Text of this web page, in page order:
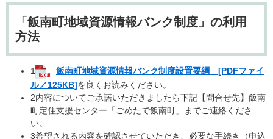
「飯南町地域資源情報バンク制度」の利用
方法
1
飯南町地域資源情報バンク制度設置要綱 [PDFファイ
ル／125KB]を良くお読みください。
2内容についてご承諾いただきましたら下記【問合せ先】飯南
町定住支援センター「ごめたで飯南町」までご連絡くださ
い。
3希望される内容を確認させていただき、必要な手続き（申込